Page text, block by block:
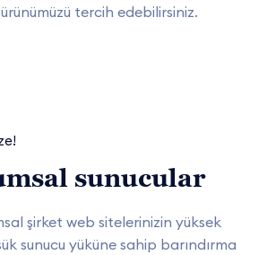
tercih edebilirsiniz.
sunucular
şirket web sitelerinizin yüksek
sunucu yüküne sahip barındırma